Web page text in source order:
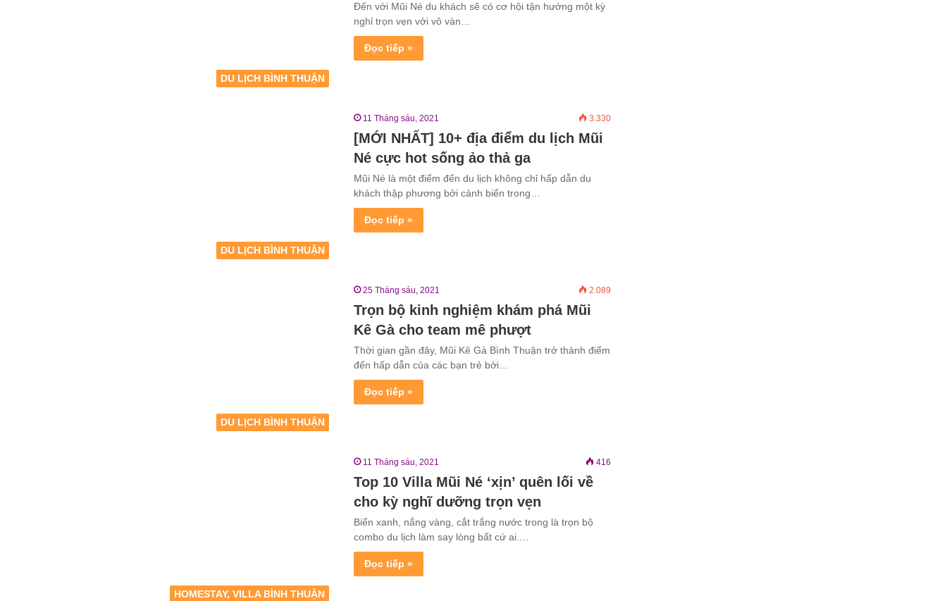
DU LỊCH BÌNH THUẬN
Đến với Mũi Né du khách sẽ có cơ hội tận hưởng một kỳ
nghỉ trọn vẹn với vô vàn…
Đọc tiếp »
DU LỊCH BÌNH THUẬN
11 Tháng sáu, 2021 3.330
[MỚI NHẤT] 10+ địa điểm du lịch Mũi
Né cực hot sống ảo thả ga
Mũi Né là một điểm đến du lịch không chỉ hấp dẫn du
khách thập phương bởi cảnh biển trong…
Đọc tiếp »
DU LỊCH BÌNH THUẬN
25 Tháng sáu, 2021 2.089
Trọn bộ kinh nghiệm khám phá Mũi
Kê Gà cho team mê phượt
Thời gian gần đây, Mũi Kê Gà Bình Thuận trở thành điểm
đến hấp dẫn của các bạn trẻ bởi…
Đọc tiếp »
HOMESTAY, VILLA BÌNH THUẬN
11 Tháng sáu, 2021 416
Top 10 Villa Mũi Né ‘xịn’ quên lối về
cho kỳ nghĩ dưỡng trọn vẹn
Biển xanh, nắng vàng, cắt trắng nước trong là trọn bộ
combo du lịch làm say lòng bất cứ ai.…
Đọc tiếp »